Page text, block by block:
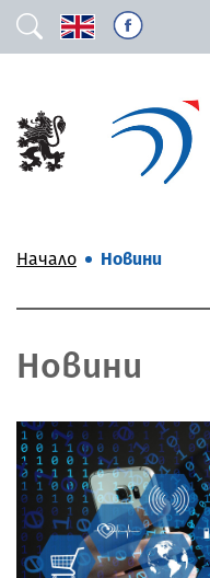
Начало Новини
Новини